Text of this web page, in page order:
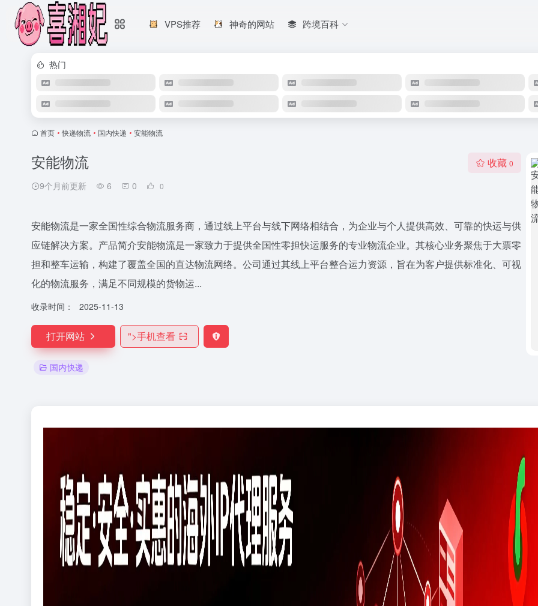
VPS推荐 神奇的网站 跨境百科
热门
首页 • 快递物流 • 国内快递 • 安能物流
安能物流
9个月前更新 6 0 0
收藏 0
安能物流是一家全国性综合物流服务商，通过线上平台与线下网络相结合，为企业与个人提供高效、可靠的快运与供
应链解决方案。产品简介安能物流是一家致力于提供全国性零担快运服务的专业物流企业。其核心业务聚焦于大票零
担和整车运输，构建了覆盖全国的直达物流网络。公司通过其线上平台整合运力资源，旨在为客户提供标准化、可视
化的物流服务，满足不同规模的货物运...
收录时间： 2025-11-13
打开网站 ">手机查看
国内快递